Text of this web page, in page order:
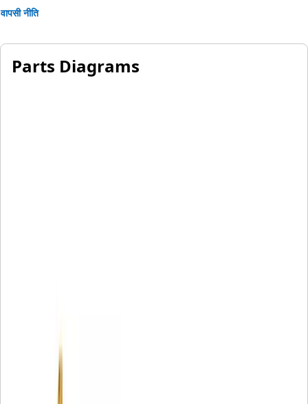
वापसी नीति
Parts Diagrams